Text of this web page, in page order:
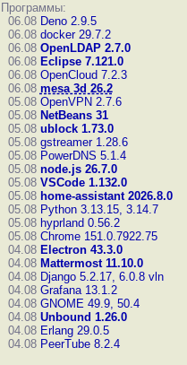
Программы:
06.08 Deno 2.9.5
06.08 docker 29.7.2
06.08 OpenLDAP 2.7.0
06.08 Eclipse 7.121.0
06.08 OpenCloud 7.2.3
06.08 mesa 3d 26.2
05.08 OpenVPN 2.7.6
05.08 NetBeans 31
05.08 ublock 1.73.0
05.08 gstreamer 1.28.6
05.08 PowerDNS 5.1.4
05.08 node.js 26.7.0
05.08 VSCode 1.132.0
05.08 home-assistant 2026.8.0
05.08 Python 3.13.15, 3.14.7
05.08 hyprland 0.56.2
05.08 Chrome 151.0.7922.75
04.08 Electron 43.3.0
04.08 Mattermost 11.10.0
04.08 Django 5.2.17, 6.0.8 vln
04.08 Grafana 13.1.2
04.08 GNOME 49.9, 50.4
04.08 Unbound 1.26.0
04.08 Erlang 29.0.5
04.08 PeerTube 8.2.4